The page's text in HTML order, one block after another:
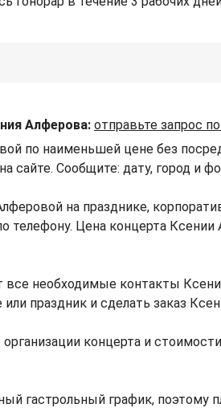
Алферова: отправьте запрос
по наименьшей цене без
сайте. Сообщите: дату, город
на празднике,
телефону. Цена концерта
все необходимые контакты
праздник и сделать заказ
концерта и
гастрольный график, поэтому